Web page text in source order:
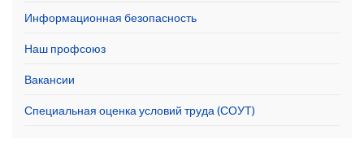
Информационная безопасность
Наш профсоюз
Вакансии
Специальная оценка условий труда (СОУТ)